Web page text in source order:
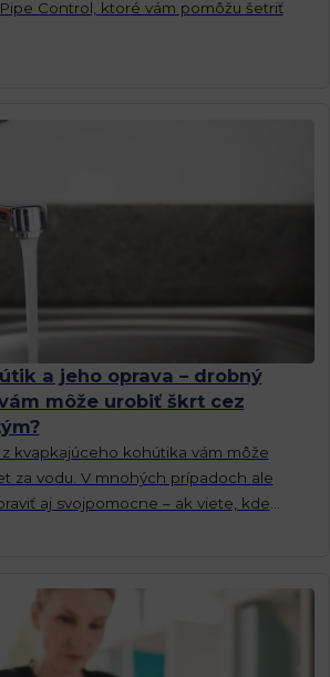
Control, ktoré vám pomôžu šetriť
a jeho oprava – drobný
môže urobiť škrt cez
kvapkajúceho kohútika vám môže
za vodu. V mnohých prípadoch ale
aj svojpomocne – ak viete, kde